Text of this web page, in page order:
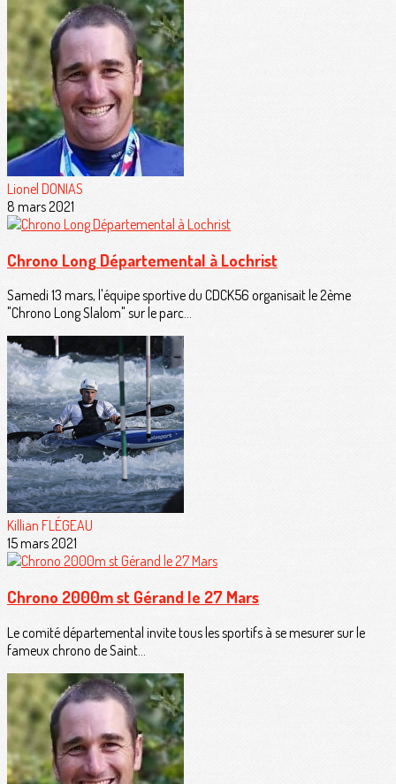
Lionel DONIAS
8 mars 2021
Chrono Long Départemental à Lochrist
Samedi 13 mars, l'équipe sportive du CDCK56 organisait le 2ème
"Chrono Long Slalom" sur le parc...
Killian FLÉGEAU
15 mars 2021
Chrono 2000m st Gérand le 27 Mars
Le comité départemental invite tous les sportifs à se mesurer sur le
fameux chrono de Saint...